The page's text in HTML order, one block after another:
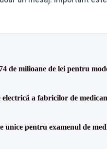
de milioane de lei pentru
a fabricilor de
unice pentru examenul de